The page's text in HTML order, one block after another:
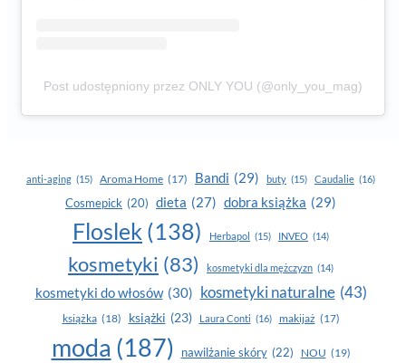
Post udostępniony przez ONLY YOU (@only_you_mag)
anti-aging (15) Aroma Home (17) Bandi (29) buty (15) Caudalie (16)
Cosmepick (20) dieta (27) dobra książka (29)
Floslek (138) Herbapol (15) INVEO (14)
kosmetyki (83) kosmetyki dla mężczyzn (14)
kosmetyki do włosów (30) kosmetyki naturalne (43)
książka (18) książki (23) Laura Conti (16) makijaż (17)
moda (187) nawilżanie skóry (22) NOU (19)